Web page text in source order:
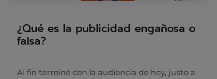
¿Qué es la publicidad engañosa o
falsa?
Al fin terminé con la audiencia de hoy, justo a